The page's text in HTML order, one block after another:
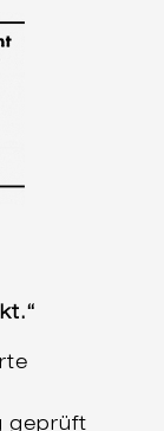
geprüft